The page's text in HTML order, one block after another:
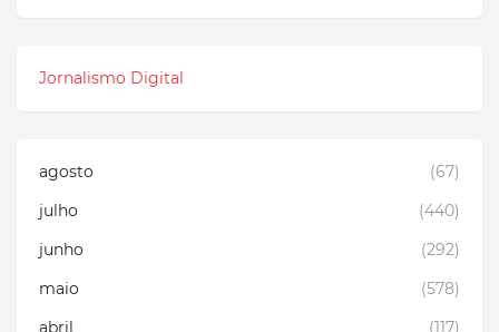
Jornalismo Digital
agosto
(67)
julho
(440)
junho
(292)
maio
(578)
abril
(117)